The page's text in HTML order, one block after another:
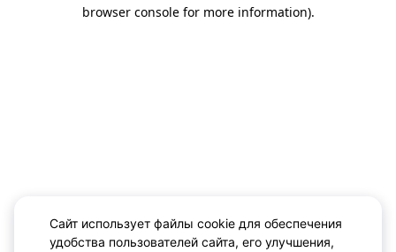
browser console for more information).
Сайт использует файлы cookie для обеспечения
удобства пользователей сайта, его улучшения,